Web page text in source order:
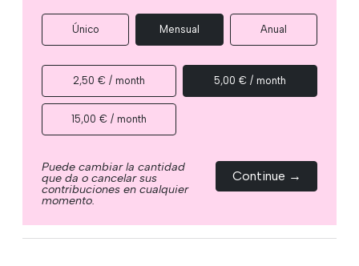
Único Mensual Anual
2,50 € / month 5,00 € / month
15,00 € / month
Puede cambiar la cantidad
que da o cancelar sus
contribuciones en cualquier
momento.
Continue →